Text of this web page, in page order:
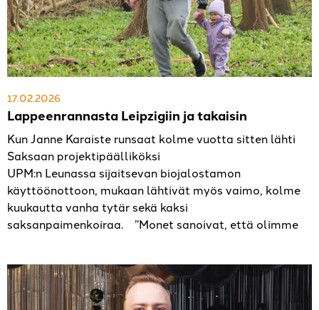
Lappeenrannasta Leipzigiin ja takaisin
17.02.2026
Kun Janne Karaiste runsaat kolme vuotta sitten lähti
Saksaan projektipäälliköksi
UPM:n Leunassa sijaitsevan biojalostamon
käyttöönottoon, mukaan lähtivät myös vaimo, kolme
kuukautta vanha tytär sekä kaksi
saksanpaimenkoiraa. ”Monet sanoivat, että olimme